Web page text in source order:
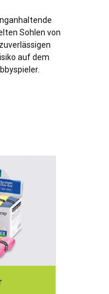
Sohlen von
auf dem